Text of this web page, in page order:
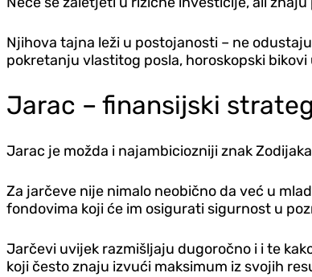
Njihova tajna leži u postojanosti – ne
pokretanju vlastitog posla, horoskopski
Jarac – finansijski strateg
Jarac je možda i najambiciozniji znak
Za jarčeve nije nimalo neobično da već u
fondovima koji će im osigurati sigurnost u
Jarčevi uvijek razmišljaju dugoročno i i te
koji često znaju izvući maksimum iz svojih